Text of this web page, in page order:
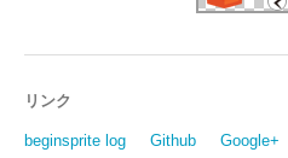
リンク
beginsprite log Github Google+